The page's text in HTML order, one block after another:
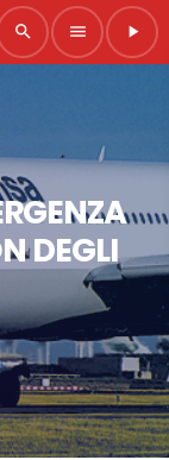
search menu play_arrow
DEGLI